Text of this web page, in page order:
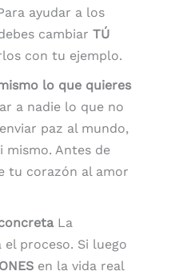
ayudar a los
cambiar TÚ
con tu ejemplo.
lo que quieres
a nadie lo que no
paz al mundo,
mismo. Antes de
tu corazón al amor
La
proceso. Si luego
en la vida real